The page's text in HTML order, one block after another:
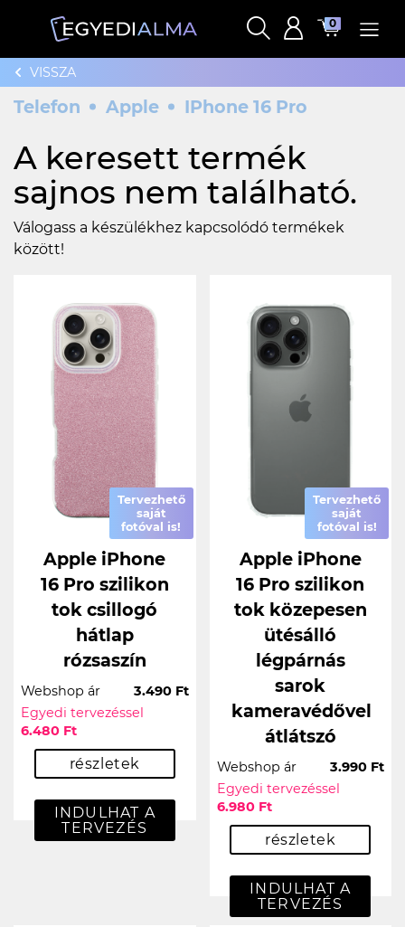
0
VISSZA
Telefon Apple IPhone 16 Pro
A keresett termék
sajnos nem található.
Válogass a készülékhez kapcsolódó termékek
között!
Tervezhető
saját
fotóval is!
Apple iPhone
16 Pro szilikon
tok csillogó
hátlap
rózsaszín
Webshop ár
3.490 Ft
Egyedi tervezéssel
6.480 Ft
részletek
INDULHAT A
TERVEZÉS
Tervezhető
saját
fotóval is!
Apple iPhone
16 Pro szilikon
tok közepesen
ütésálló
légpárnás
sarok
kameravédővel
átlátszó
Webshop ár
3.990 Ft
Egyedi tervezéssel
6.980 Ft
részletek
INDULHAT A
TERVEZÉS